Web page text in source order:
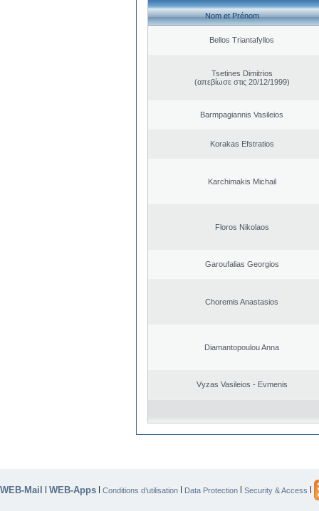
Nom et Prénom
Bellos Triantafyllos
Tsetines Dimitrios
(απεβίωσε στις 20/12/1999)
Barmpagiannis Vasileios
Korakas Efstratios
Karchimakis Michail
Floros Nikolaos
Garoufalias Georgios
Choremis Anastasios
Diamantopoulou Anna
Vyzas Vasileios - Evmenis
WEB-Mail | WEB-Apps | Conditions d’utilisation | Data Protection | Security & Access |